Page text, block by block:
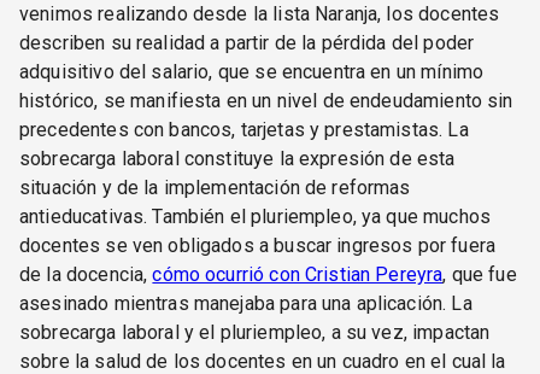
venimos realizando desde la lista Naranja, los docentes
describen su realidad a partir de la pérdida del poder
adquisitivo del salario, que se encuentra en un mínimo
histórico, se manifiesta en un nivel de endeudamiento sin
precedentes con bancos, tarjetas y prestamistas. La
sobrecarga laboral constituye la expresión de esta
situación y de la implementación de reformas
antieducativas. También el pluriempleo, ya que muchos
docentes se ven obligados a buscar ingresos por fuera
de la docencia,cómo ocurrió con Cristian Pereyra, que fue
asesinado mientras manejaba para una aplicación. La
sobrecarga laboral y el pluriempleo, a su vez, impactan
sobre la salud de los docentes en un cuadro en el cual la